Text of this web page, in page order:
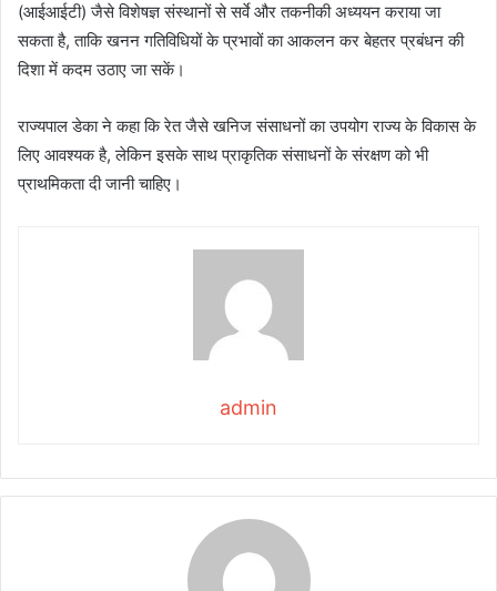
(आईआईटी) जैसे विशेषज्ञ संस्थानों से सर्वे और तकनीकी अध्ययन कराया जा
सकता है, ताकि खनन गतिविधियों के प्रभावों का आकलन कर बेहतर प्रबंधन की
दिशा में कदम उठाए जा सकें।
राज्यपाल डेका ने कहा कि रेत जैसे खनिज संसाधनों का उपयोग राज्य के विकास के
लिए आवश्यक है, लेकिन इसके साथ प्राकृतिक संसाधनों के संरक्षण को भी
प्राथमिकता दी जानी चाहिए।
admin